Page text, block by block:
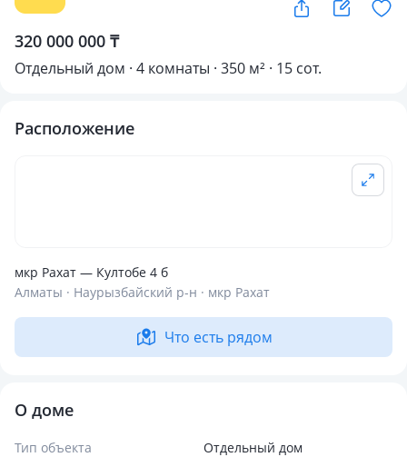
320 000 000 ₸
Отдельный дом · 4 комнаты · 350 м² · 15 сот.
Расположение
мкр Рахат — Култобе 4 б
Алматы · Наурызбайский р-н · мкр Рахат
Что есть рядом
О доме
Тип объекта
Отдельный дом